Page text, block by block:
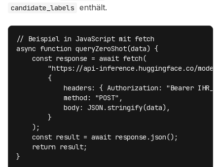
candidate_labels enthält.
// Beispiel in JavaScript mit fetch
async function queryZeroShot(data) {
    const response = await fetch(
"https://api-inference.huggingface.co/
        {
headers: { Authorization: "Bearer
            method: "POST",
            body: JSON.stringify(data),
        }
    );
    const result = await response.json();
    return result;
}